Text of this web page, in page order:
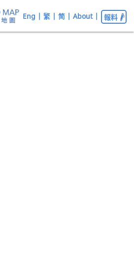
Eng | 繁 | 简 | About | 報料